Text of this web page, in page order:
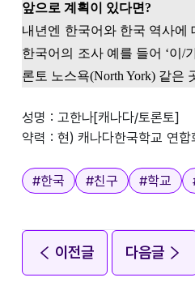
앞으로 계획이 있다면 ?
내년엔 한국어와 한국 역사에
한국어의 조사 예를 들어 ‘이 /
론토 노스욕(North York) 같은
성명 : 고한나[캐나다/토론토]
약력 : 현) 캐나다한국학교 연
태그
#한국 #친구 #학교
이전글 다음글